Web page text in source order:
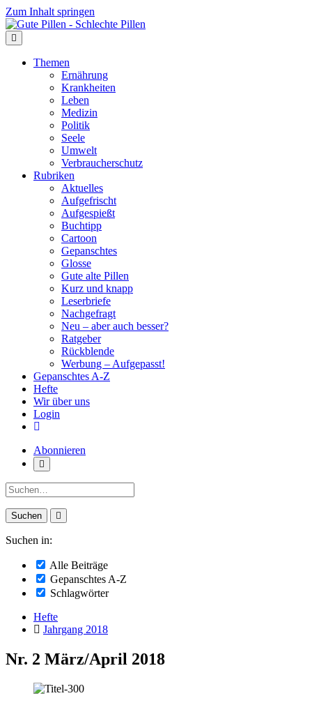
Zum Inhalt springen
Themen
Ernährung
Krankheiten
Leben
Medizin
Politik
Seele
Umwelt
Verbraucherschutz
Rubriken
Aktuelles
Aufgefrischt
Aufgespießt
Buchtipp
Cartoon
Gepanschtes
Glosse
Gute alte Pillen
Kurz und knapp
Leserbriefe
Nachgefragt
Neu – aber auch besser?
Ratgeber
Rückblende
Werbung – Aufgepasst!
Gepanschtes A-Z
Hefte
Wir über uns
Login
Abonnieren
Suche:
Suchen in:
Alle Beiträge
Gepanschtes A-Z
Schlagwörter
Hefte
Jahrgang 2018
Nr. 2 März/April 2018